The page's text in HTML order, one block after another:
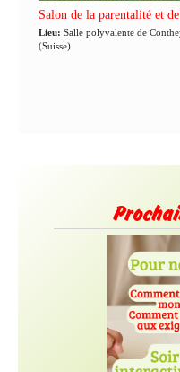
Salon de la parentalité et
Lieu: Salle polyvalente de
(Suisse)